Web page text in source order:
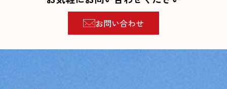
お問い合わせ